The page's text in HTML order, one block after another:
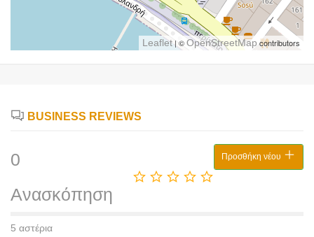
Leaflet| ©OpenStreetMap contributors
BUSINESS REVIEWS
0
Ανασκόπηση
Προσθήκη νέου
5 αστέρια